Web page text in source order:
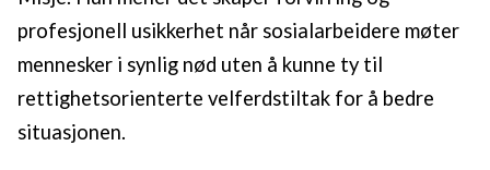
profesjonell usikkerhet når sosialarbeidere møter
mennesker i synlig nød uten å kunne ty til
rettighetsorienterte velferdstiltak for å bedre
situasjonen.